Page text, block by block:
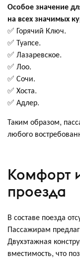
Особое значение
на всех значимых
✅ Горячий Ключ.
✅ Туапсе.
✅ Лазаревское.
✅ Лоо.
✅ Сочи.
✅ Хоста.
✅ Адлер.
Таким образом,
любого
Комфорт
проезда
В составе поезда
Пассажирам
Двухэтажная
вместимость, что